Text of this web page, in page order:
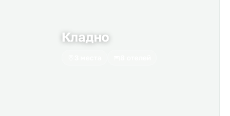
Кладно